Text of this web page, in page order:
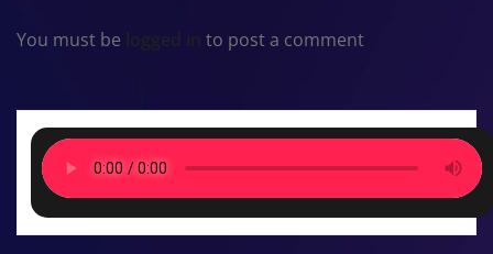
You must be logged in to post a comment